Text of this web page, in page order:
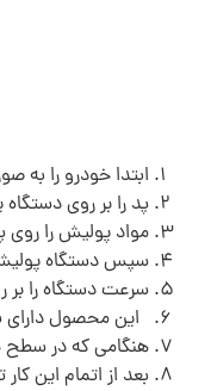
ابتدا خودرو را به
پد را بر روی
مواد پولیش را روی
سپس دستگاه
سرعت دستگاه را
این محصول دارای
هنگامی که در سطح
بعد از اتمام این